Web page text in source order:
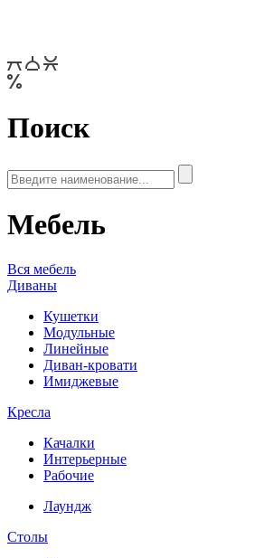
Поиск
Мебель
Вся мебель
Диваны
Кушетки
Модульные
Линейные
Диван-кровати
Имиджевые
Кресла
Качалки
Интерьерные
Рабочие
Лаундж
Столы